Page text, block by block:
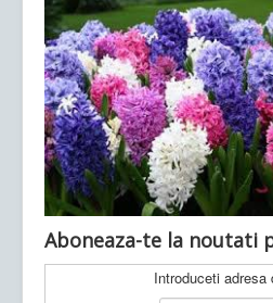
Ultimele articole: Vi,
Județean
Aboneaza-te la noutati
Introduceti adresa